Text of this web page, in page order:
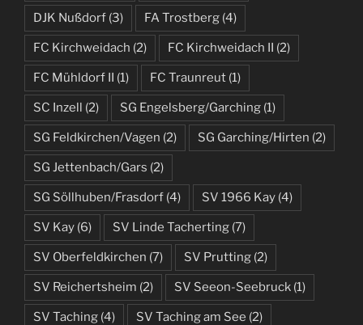
DJK Nußdorf (3) FA Trostberg (4)
FC Kirchweidach (2) FC Kirchweidach II (2)
FC Mühldorf II (1) FC Traunreut (1)
SC Inzell (2) SG Engelsberg/Garching (1)
SG Feldkirchen/Vagen (2) SG Garching/Hirten (2)
SG Jettenbach/Gars (2)
SG Söllhuben/Frasdorf (4) SV 1966 Kay (4)
SV Kay (6) SV Linde Tacherting (7)
SV Oberfeldkirchen (7) SV Prutting (2)
SV Reichertsheim (2) SV Seeon-Seebruck (1)
SV Taching (4) SV Taching am See (2)